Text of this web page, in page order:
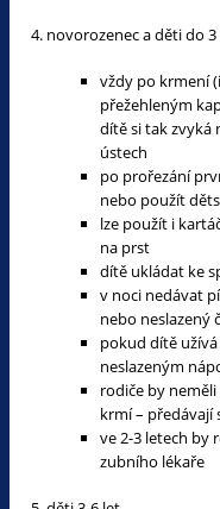
4. novorozenec a děti do 3
vždy po krmení
přežehleným
dítě si tak zvyká
ústech
po prořezání
nebo použít
lze použít i
na prst
dítě ukládat ke
v noci nedávat
nebo neslazený
pokud dítě
neslazeným
rodiče by
krmí –
ve 2-3 letech by
zubního lékaře